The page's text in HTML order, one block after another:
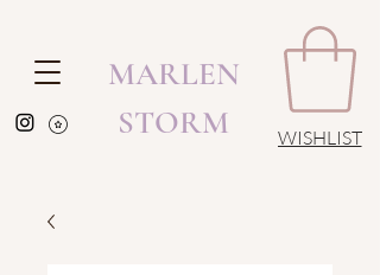
MARLEN
STORM
WISHLIST